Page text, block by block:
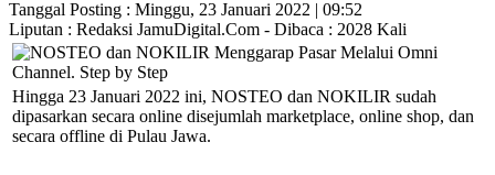
Tanggal Posting : Minggu, 23 Januari 2022 | 09:52
Liputan : Redaksi JamuDigital.Com - Dibaca : 2028 Kali
Hingga 23 Januari 2022 ini, NOSTEO dan NOKILIR sudah
dipasarkan secara online disejumlah marketplace, online shop, dan
secara offline di Pulau Jawa.